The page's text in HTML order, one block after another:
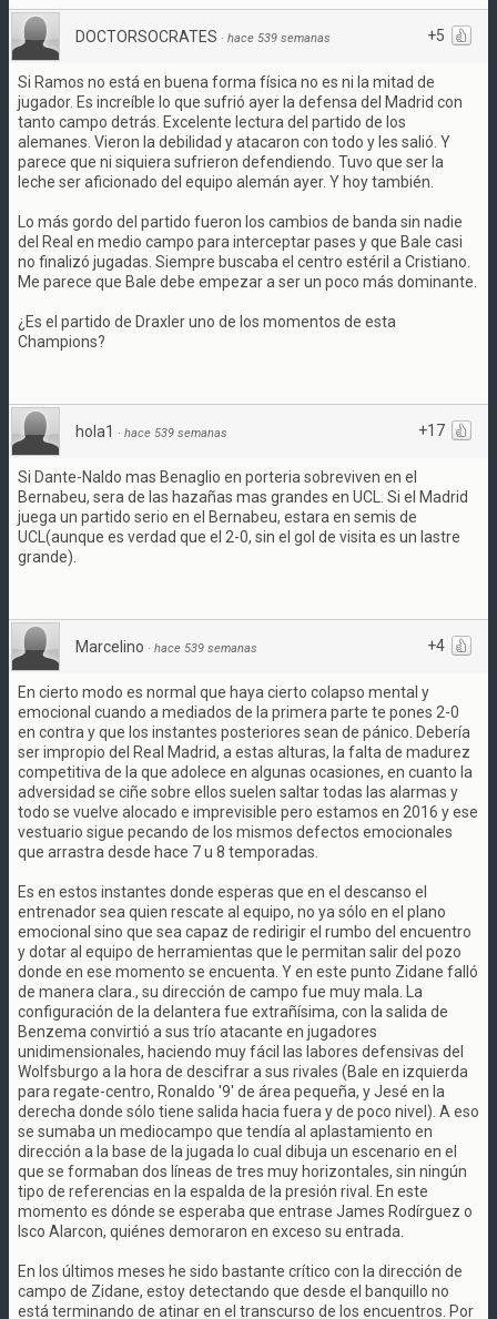
+5
DOCTORSOCRATES · hace 539 semanas
Si Ramos no está en buena forma física no es ni la mitad de
jugador. Es increíble lo que sufrió ayer la defensa del Madrid con
tanto campo detrás. Excelente lectura del partido de los
alemanes. Vieron la debilidad y atacaron con todo y les salió. Y
parece que ni siquiera sufrieron defendiendo. Tuvo que ser la
leche ser aficionado del equipo alemán ayer. Y hoy también.
Lo más gordo del partido fueron los cambios de banda sin nadie
del Real en medio campo para interceptar pases y que Bale casi
no finalizó jugadas. Siempre buscaba el centro estéril a Cristiano.
Me parece que Bale debe empezar a ser un poco más dominante.
¿Es el partido de Draxler uno de los momentos de esta
Champions?
+17
hola1 · hace 539 semanas
Si Dante-Naldo mas Benaglio en porteria sobreviven en el
Bernabeu, sera de las hazañas mas grandes en UCL. Si el Madrid
juega un partido serio en el Bernabeu, estara en semis de
UCL(aunque es verdad que el 2-0, sin el gol de visita es un lastre
grande).
+4
Marcelino · hace 539 semanas
En cierto modo es normal que haya cierto colapso mental y
emocional cuando a mediados de la primera parte te pones 2-0
en contra y que los instantes posteriores sean de pánico. Debería
ser impropio del Real Madrid, a estas alturas, la falta de madurez
competitiva de la que adolece en algunas ocasiones, en cuanto la
adversidad se ciñe sobre ellos suelen saltar todas las alarmas y
todo se vuelve alocado e imprevisible pero estamos en 2016 y ese
vestuario sigue pecando de los mismos defectos emocionales
que arrastra desde hace 7 u 8 temporadas.
Es en estos instantes donde esperas que en el descanso el
entrenador sea quien rescate al equipo, no ya sólo en el plano
emocional sino que sea capaz de redirigir el rumbo del encuentro
y dotar al equipo de herramientas que le permitan salir del pozo
donde en ese momento se encuenta. Y en este punto Zidane falló
de manera clara., su dirección de campo fue muy mala. La
configuración de la delantera fue extrañísima, con la salida de
Benzema convirtió a sus trío atacante en jugadores
unidimensionales, haciendo muy fácil las labores defensivas del
Wolfsburgo a la hora de descifrar a sus rivales (Bale en izquierda
para regate-centro, Ronaldo '9' de área pequeña, y Jesé en la
derecha donde sólo tiene salida hacia fuera y de poco nivel). A eso
se sumaba un mediocampo que tendía al aplastamiento en
dirección a la base de la jugada lo cual dibuja un escenario en el
que se formaban dos líneas de tres muy horizontales, sin ningún
tipo de referencias en la espalda de la presión rival. En este
momento es dónde se esperaba que entrase James Rodírguez o
Isco Alarcon, quiénes demoraron en exceso su entrada.
En los últimos meses he sido bastante crítico con la dirección de
campo de Zidane, estoy detectando que desde el banquillo no
está terminando de atinar en el transcurso de los encuentros. Por